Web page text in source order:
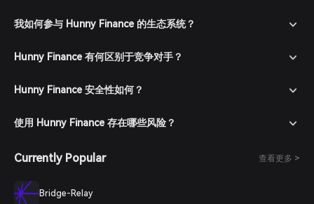
我如何参与 Hunny Finance 的生态系统？
Hunny Finance 有何区别于竞争对手？
Hunny Finance 安全性如何？
使用 Hunny Finance 存在哪些风险？
Currently Popular 查看更多 >
Bridge-Relay